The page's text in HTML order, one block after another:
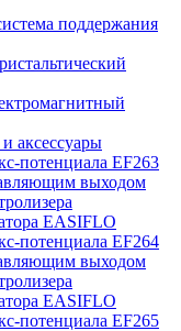
поддержания
аксессуары
потенциала EF263
выходом
EASIFLO
потенциала EF264
выходом
EASIFLO
потенциала EF265